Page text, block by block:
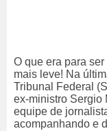
O que era para
mais leve! Na
Tribunal Federal
ex-ministro Sergio
equipe de
acompanhando e